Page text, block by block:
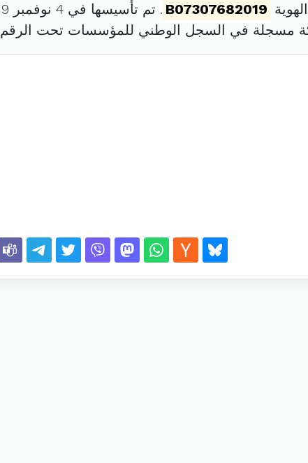
B07307682019 . تم تأسيسها في 4 نوفمبر 2019 برأس مال قدره
مسجلة في السجل الوطني للمؤسسات تحت الرقم